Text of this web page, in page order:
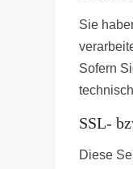
Sie
Sofern
SSL-
Diese